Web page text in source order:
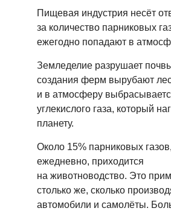
Пищевая индустрия несёт
за количество парниковых
ежегодно попадают в
Земледелие разрушает
создания ферм вырубают
и в атмосферу
углекислого газа, который
планету.
Около 15% парниковых
ежедневно, приходится
на животноводство. Это
столько же, сколько
автомобили и самолёты.